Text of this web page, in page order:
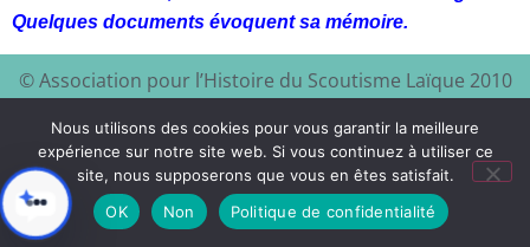
Quelques documents évoquent sa mémoire.
© Association pour l’Histoire du Scoutisme Laïque 2010
politique de confidentialité
Création du site :Xyloon
Nous utilisons des cookies pour vous garantir la meilleure
expérience sur notre site web. Si vous continuez à utiliser ce
site, nous supposerons que vous en êtes satisfait.
OK
Non Politique de confidentialité